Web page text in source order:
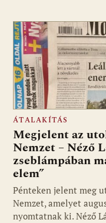
ÁTALAKÍTÁS
Megjelent az
Nemzet – Néző
zseblámpában
elem”
Pénteken jelent meg
Nemzet, amelyet
nyomtatnak ki. Néző